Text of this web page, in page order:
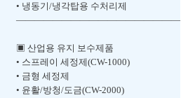
• 냉동기/냉각탑용 수처리제
――――――――――――――――――
▣ 산업용 유지 보수제품
• 스프레이 세정제(CW-1000)
• 금형 세정제
• 윤활/방청/도금(CW-2000)